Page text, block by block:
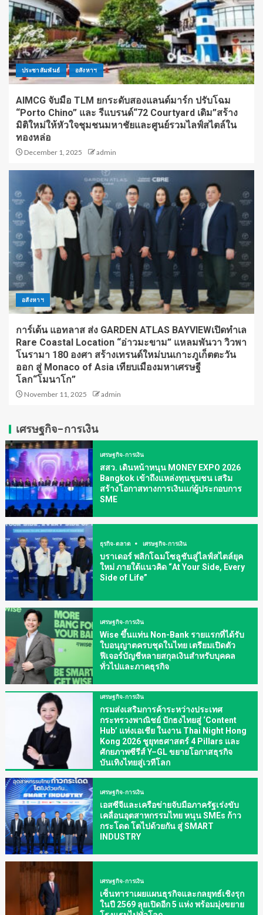
ประชาสัมพันธ์ อสังหาฯ
AIMCG จับมือ TLM ยกระดับสองแลนด์มาร์ก ปรับโฉม
“Porto Chino” และ รีแบรนด์“72 Courtyard เดิม”สร้าง
มิติใหม่ให้หัวใจชุมชนมหาชัยและศูนย์รวมไลฟ์สไตล์ใน
ทองหล่อ
December 1, 2025 admin
อสังหาฯ
การ์เด้น แอทลาส ส่ง GARDEN ATLAS BAYVIEWเปิดทำเล
Rare Coastal Location “อ่าวมะขาม” แหลมพันวา วิวพา
โนรามา 180 องศา สร้างเทรนด์ใหม่บนเกาะภูเก็ตตะวัน
ออก สู่ Monaco of Asia เทียบเมืองมหาเศรษฐี
โลก“โมนาโก”
November 11, 2025 admin
เศรษฐกิจ-การเงิน
เศรษฐกิจ-การเงิน
สสว. เดินหน้าหนุน MONEY EXPO 2026
Bangkok เข้าถึงแหล่งทุนชุมชน เสริม
สร้างโอกาสทางการเงินแก่ผู้ประกอบการ
SME
ธุรกิจ-ตลาด เศรษฐกิจ-การเงิน
บราเดอร์ พลิกโฉมโซลูชันสู่ไลฟ์สไตล์ยุค
ใหม่ ภายใต้แนวคิด “At Your Side, Every
Side of Life”
เศรษฐกิจ-การเงิน
Wise ขึ้นแท่น Non-Bank รายแรกที่ได้รับ
ใบอนุญาตครบชุดในไทย เตรียมเปิดตัว
ฟีเจอร์บัญชีหลายสกุลเงินสำหรับบุคคล
ทั่วไปและภาคธุรกิจ
เศรษฐกิจ-การเงิน
กรมส่งเสริมการค้าระหว่างประเทศ
กระทรวงพาณิชย์ ปักธงไทยสู่ ‘Content
Hub’ แห่งเอเชีย ในงาน Thai Night Hong
Kong 2026 ชูยุทธศาสตร์ 4 Pillars และ
ศักยภาพซีรีส์ Y–GL ขยายโอกาสธุรกิจ
บันเทิงไทยสู่เวทีโลก
เศรษฐกิจ-การเงิน
เอสซีจีและเครือข่ายจับมือภาครัฐเร่งขับ
เคลื่อนอุตสาหกรรมไทย หนุน SMEs ก้าว
กระโดด โตไปด้วยกัน สู่ SMART
INDUSTRY
เศรษฐกิจ-การเงิน
เซ็นทาราเผยแผนธุรกิจและกลยุทธ์เชิงรุก
ในปี 2569 ลุยเปิดอีก 5 แห่ง พร้อมมุ่งขยาย